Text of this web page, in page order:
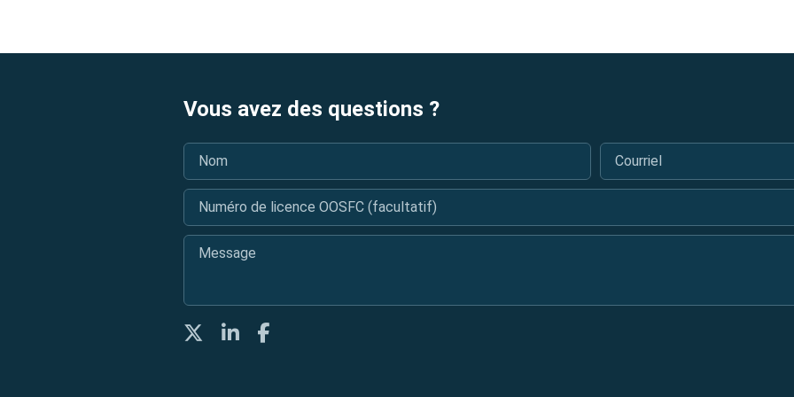
Vous avez des questions ?
Nom Courriel
Numéro de licence OOSFC (facultatif)
Message
TwitterLinkedInFacebook